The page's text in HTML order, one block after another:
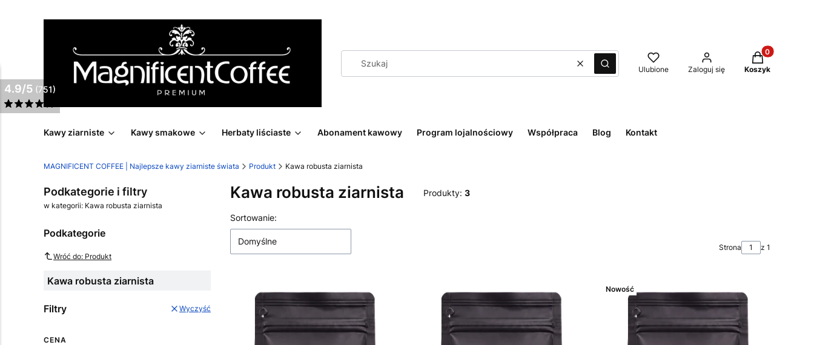
WyczyśćSzukaj Ulubione Zaloguj się
Produkty w
Koszyk
Kawy ziarniste Kawy smakowe Herbaty liściaste Abonament kawowy Program lojalnościowy Współpraca Blog Kontakt
MAGNIFICENT COFFEE | Najlepsze kawy ziarniste świata Produkt Kawa robusta ziarnista
Podkategorie i filtry
w kategorii: Kawa robusta ziarnista
Podkategorie
Wróć do: Produkt
Kawa robusta ziarnista
Filtry Wyczyść
CENA
Kawa robusta ziarnista Produkty: 3
Lista produktów
Sortowanie:
Domyślne
Strona z 1
Nowość
4.9/5 (751)
4.9/5 (751)